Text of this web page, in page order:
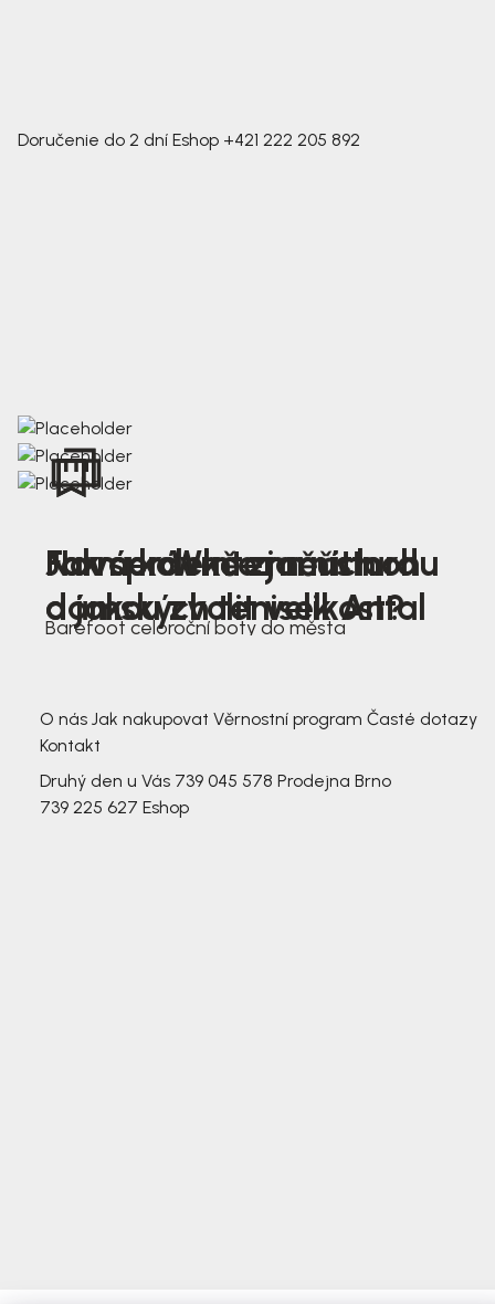
Doručenie do 2 dní Eshop +421 222 205 892
Nová kolekce jarních
dámských tenisek Antal
Jak správně změřit nohu
a jakou zvolit velikost?
Farmer Winter mustard
Barefoot celoroční boty do města
O nás Jak nakupovat Věrnostní program Časté dotazy
Kontakt
Druhý den u Vás 739 045 578 Prodejna Brno
739 225 627 Eshop